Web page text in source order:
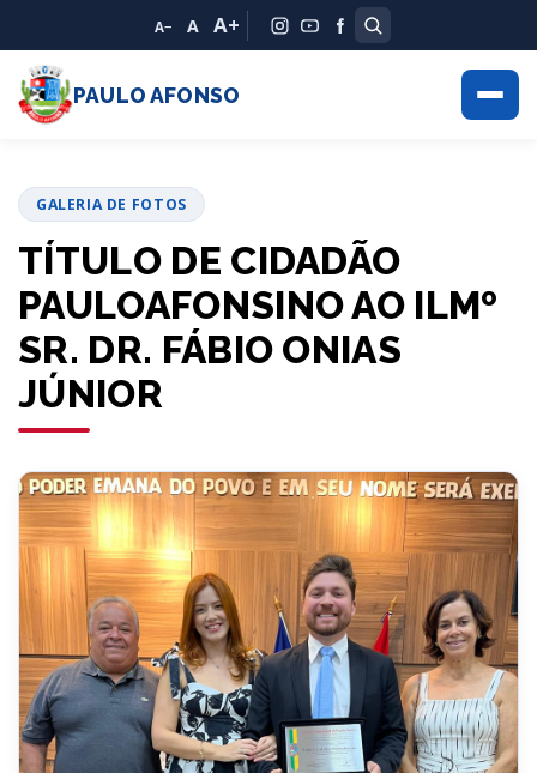
A− A A+
PAULO AFONSO
GALERIA DE FOTOS
TÍTULO DE CIDADÃO
PAULOAFONSINO AO ILMº
SR. DR. FÁBIO ONIAS
JÚNIOR